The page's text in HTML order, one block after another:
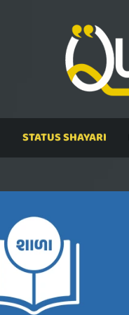
STATUS SHAYARI